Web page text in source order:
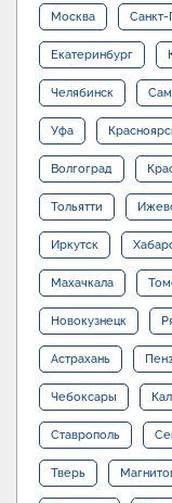
Москва Санкт-
Екатеринбург
Челябинск
Уфа
Волгоград
Тольятти
Иркутск
Махачкала
Новокузнецк
Астрахань
Чебоксары
Ставрополь
Тверь